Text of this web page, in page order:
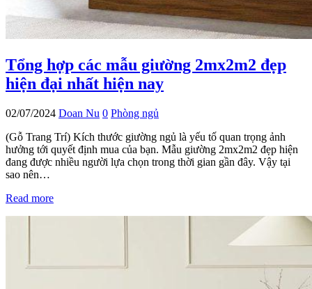
Tổng hợp các mẫu giường 2mx2m2 đẹp
hiện đại nhất hiện nay
02/07/2024 Doan Nu 0 Phòng ngủ
(Gỗ Trang Trí) Kích thước giường ngủ là yếu tố quan trọng ảnh
hưởng tới quyết định mua của bạn. Mẫu giường 2mx2m2 đẹp hiện
đang được nhiều người lựa chọn trong thời gian gần đây. Vậy tại
sao nên…
Read more